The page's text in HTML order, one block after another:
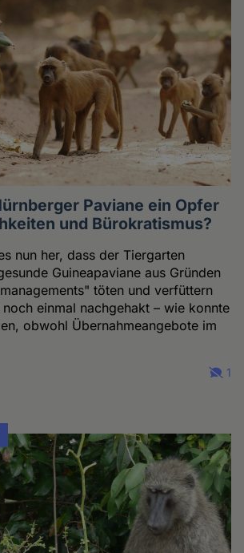
Paviane ein Opfer
und Bürokratismus?
nun her, dass der Tiergarten
Guineapaviane aus Gründen
töten und verfüttern
einmal nachgehakt – wie konnte
obwohl Übernahmeangebote im
1